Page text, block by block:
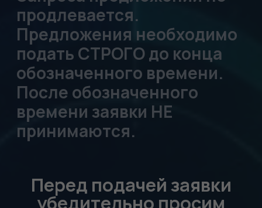
По результатам
внутреннего
согласования
организатор направляет
выбранным лицам
предложение о
заключении прямого
договора купли-продажи;
В отношении одной
единицы допускается
Предложения
направляются